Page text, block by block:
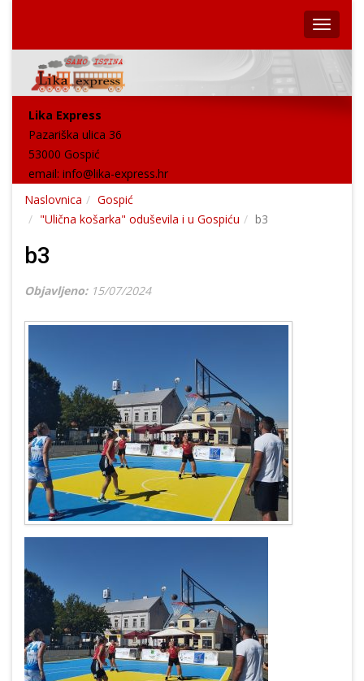
Lika Express
Pazariška ulica 36
53000 Gospić
email: info@lika-express.hr
Naslovnica
Gospić
"Ulična košarka" oduševila i u Gospiću
b3
b3
Objavljeno: 15/07/2024